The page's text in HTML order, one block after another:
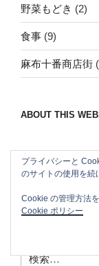
野菜もどき (2)
食事 (9)
麻布十番商店街
ABOUT THIS
Nomad/
thing to
プライバシーと
のサイトの使用を続
Cookie の管理方法
Cookie ポリシー